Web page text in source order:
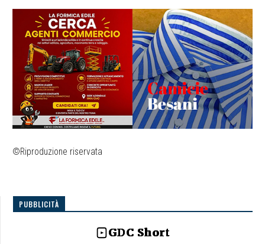
©Riproduzione riservata
PUBBLICITÀ
GDC Short